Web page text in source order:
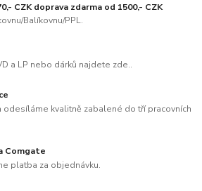
CZK doprava zdarma od 1500,- CZK
Balíkovnu/PPL.
a LP nebo dárků najdete zde..
odesíláme kvalitně zabalené do tří pracovních
Comgate
platba za objednávku.